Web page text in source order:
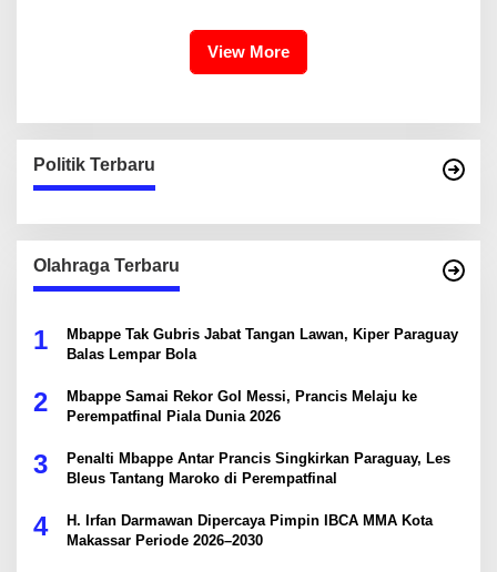
View More
Politik Terbaru
Olahraga Terbaru
1
Mbappe Tak Gubris Jabat Tangan Lawan, Kiper Paraguay
Balas Lempar Bola
2
Mbappe Samai Rekor Gol Messi, Prancis Melaju ke
Perempatfinal Piala Dunia 2026
3
Penalti Mbappe Antar Prancis Singkirkan Paraguay, Les
Bleus Tantang Maroko di Perempatfinal
4
H. Irfan Darmawan Dipercaya Pimpin IBCA MMA Kota
Makassar Periode 2026–2030